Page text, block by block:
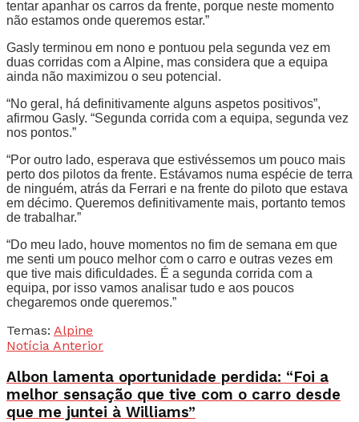
tentar apanhar os carros da frente, porque neste momento
não estamos onde queremos estar.”
Gasly terminou em nono e pontuou pela segunda vez em
duas corridas com a Alpine, mas considera que a equipa
ainda não maximizou o seu potencial.
“No geral, há definitivamente alguns aspetos positivos”,
afirmou Gasly. “Segunda corrida com a equipa, segunda vez
nos pontos.”
“Por outro lado, esperava que estivéssemos um pouco mais
perto dos pilotos da frente. Estávamos numa espécie de terra
de ninguém, atrás da Ferrari e na frente do piloto que estava
em décimo. Queremos definitivamente mais, portanto temos
de trabalhar.”
“Do meu lado, houve momentos no fim de semana em que
me senti um pouco melhor com o carro e outras vezes em
que tive mais dificuldades. É a segunda corrida com a
equipa, por isso vamos analisar tudo e aos poucos
chegaremos onde queremos.”
Temas: Alpine
Notícia Anterior
Albon lamenta oportunidade perdida: “Foi a
melhor sensação que tive com o carro desde
que me juntei à Williams”